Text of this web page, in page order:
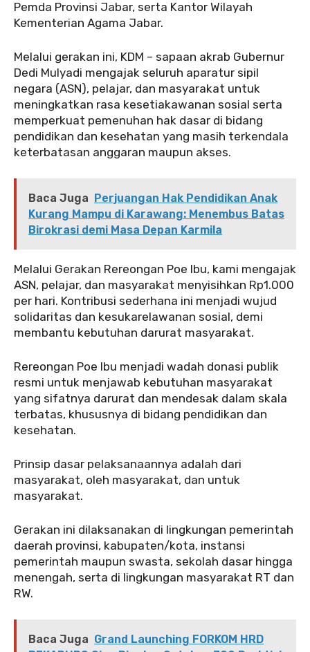
Pemda Provinsi Jabar, serta Kantor Wilayah
Kementerian Agama Jabar.
Melalui gerakan ini, KDM – sapaan akrab Gubernur
Dedi Mulyadi mengajak seluruh aparatur sipil
negara (ASN), pelajar, dan masyarakat untuk
meningkatkan rasa kesetiakawanan sosial serta
memperkuat pemenuhan hak dasar di bidang
pendidikan dan kesehatan yang masih terkendala
keterbatasan anggaran maupun akses.
Baca Juga Perjuangan Hak Pendidikan Anak
Kurang Mampu di Karawang: Menembus Batas
Birokrasi demi Masa Depan Karmila
Melalui Gerakan Rereongan Poe Ibu, kami mengajak
ASN, pelajar, dan masyarakat menyisihkan Rp1.000
per hari. Kontribusi sederhana ini menjadi wujud
solidaritas dan kesukarelawanan sosial, demi
membantu kebutuhan darurat masyarakat.
Rereongan Poe Ibu menjadi wadah donasi publik
resmi untuk menjawab kebutuhan masyarakat
yang sifatnya darurat dan mendesak dalam skala
terbatas, khususnya di bidang pendidikan dan
kesehatan.
Prinsip dasar pelaksanaannya adalah dari
masyarakat, oleh masyarakat, dan untuk
masyarakat.
Gerakan ini dilaksanakan di lingkungan pemerintah
daerah provinsi, kabupaten/kota, instansi
pemerintah maupun swasta, sekolah dasar hingga
menengah, serta di lingkungan masyarakat RT dan
RW.
Baca Juga Grand Launching FORKOM HRD